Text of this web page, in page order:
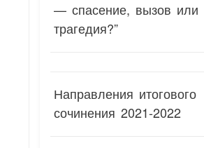
— спасение, вызов или
трагедия?”
Направления итогового
сочинения 2021-2022